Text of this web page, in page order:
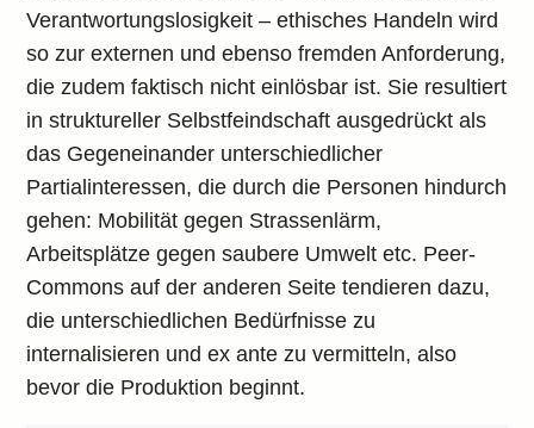
Verantwortungslosigkeit – ethisches Handeln wird
so zur externen und ebenso fremden Anforderung,
die zudem faktisch nicht einlösbar ist. Sie resultiert
in struktureller Selbstfeindschaft ausgedrückt als
das Gegeneinander unterschiedlicher
Partialinteressen, die durch die Personen hindurch
gehen: Mobilität gegen Strassenlärm,
Arbeitsplätze gegen saubere Umwelt etc. Peer-
Commons auf der anderen Seite tendieren dazu,
die unterschiedlichen Bedürfnisse zu
internalisieren und ex ante zu vermitteln, also
bevor die Produktion beginnt.